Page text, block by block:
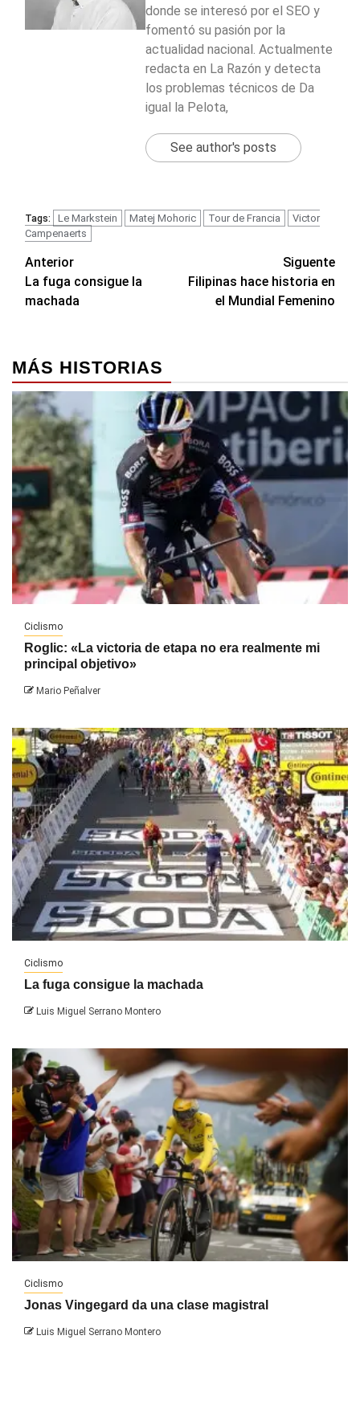
donde se interesó por el SEO y
fomentó su pasión por la
actualidad nacional. Actualmente
redacta en La Razón y detecta
los problemas técnicos de Da
igual la Pelota,
See author's posts
Tags: Le Markstein Matej Mohoric Tour de Francia
Victor
Campenaerts
Navegación
de
Anterior
La fuga consigue la
machada
Siguente
Filipinas hace historia en
el Mundial Femenino
MÁS HISTORIAS
Ciclismo
Roglic: «La victoria de etapa no era realmente mi
principal objetivo»
Mario Peñalver
Ciclismo
La fuga consigue la machada
Luis Miguel Serrano Montero
Ciclismo
Jonas Vingegard da una clase magistral
Luis Miguel Serrano Montero